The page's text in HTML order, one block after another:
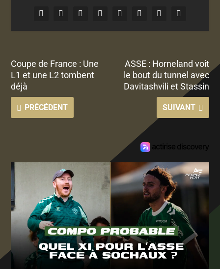
Coupe de France : Une
L1 et une L2 tombent
déjà
PRÉCÉDENT
ASSE : Horneland voit
le bout du tunnel avec
Davitashvili et Stassin
SUIVANT